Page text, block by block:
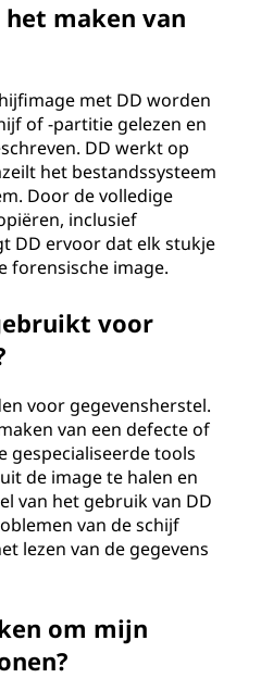
maken van
met DD worden
of -partitie gelezen en
DD werkt op
het bestandssysteem
Door de volledige
inclusief
DD ervoor dat elk stukje
forensische image.
voor
voor gegevensherstel.
van een defecte of
gespecialiseerde tools
de image te halen en
van het gebruik van DD
van de schijf
lezen van de gegevens
om mijn